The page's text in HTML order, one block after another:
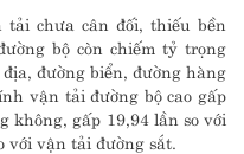
chưa cân đối, thiếu bền
bộ còn chiếm tỷ trọng
đường biển, đường hàng
vận tải đường bộ cao gấp
không, gấp 19,94 lần so với
với vận tải đường sắt.